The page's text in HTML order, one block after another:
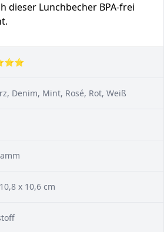
dieser Lunchbecher BPA-frei
Denim, Mint, Rosé, Rot, Weiß
x 10,6 cm